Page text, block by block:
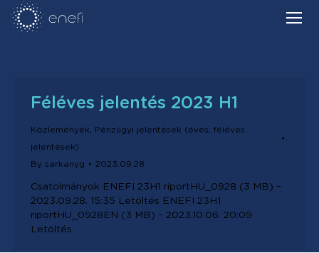
Féléves jelentés 2023 H1
Közlemények, Pénzügyi jelentések (éves, féléves
jelentések)
By sarkanyg 2023.09.28.
Csatolmányok ENEFI 23H1 riportHU_0928 (3 MB) –
2023.09.28. 15:35 Letöltés ENEFI 23H1
riportHU_0928EN (3 MB) – 2023.10.06. 20:09
Letöltés